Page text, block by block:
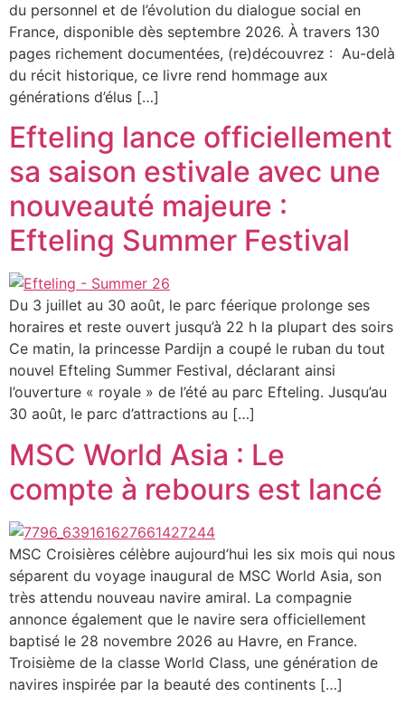
du personnel et de l’évolution du dialogue social en
France, disponible dès septembre 2026. À travers 130
pages richement documentées, (re)découvrez : Au-delà
du récit historique, ce livre rend hommage aux
générations d’élus […]
Efteling lance officiellement
sa saison estivale avec une
nouveauté majeure :
Efteling Summer Festival
Du 3 juillet au 30 août, le parc féerique prolonge ses
horaires et reste ouvert jusqu’à 22 h la plupart des soirs
Ce matin, la princesse Pardijn a coupé le ruban du tout
nouvel Efteling Summer Festival, déclarant ainsi
l’ouverture « royale » de l’été au parc Efteling. Jusqu’au
30 août, le parc d’attractions au […]
MSC World Asia : Le
compte à rebours est lancé
MSC Croisières célèbre aujourd’hui les six mois qui nous
séparent du voyage inaugural de MSC World Asia, son
très attendu nouveau navire amiral. La compagnie
annonce également que le navire sera officiellement
baptisé le 28 novembre 2026 au Havre, en France.
Troisième de la classe World Class, une génération de
navires inspirée par la beauté des continents […]